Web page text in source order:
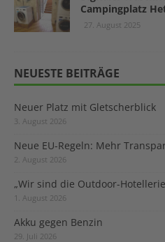
Campingplatz
27. August 2025
NEUESTE BEITRÄGE
Neuer Platz mit Gletscherblick
3. August 2026
Neue EU-Regeln: Mehr
2. August 2026
„Wir sind die Outdoor-
1. August 2026
Akku gegen Benzin
29. Juli 2026